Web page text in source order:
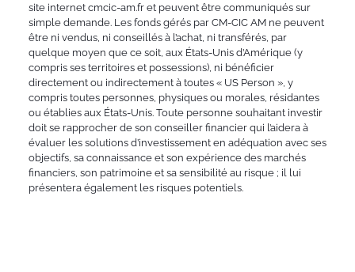
site internet cmcic-am.fr et peuvent être communiqués sur
simple demande. Les fonds gérés par CM-CIC AM ne peuvent
être ni vendus, ni conseillés à l’achat, ni transférés, par
quelque moyen que ce soit, aux États-Unis d’Amérique (y
compris ses territoires et possessions), ni bénéficier
directement ou indirectement à toutes « US Person », y
compris toutes personnes, physiques ou morales, résidantes
ou établies aux États-Unis. Toute personne souhaitant investir
doit se rapprocher de son conseiller financier qui l’aidera à
évaluer les solutions d’investissement en adéquation avec ses
objectifs, sa connaissance et son expérience des marchés
financiers, son patrimoine et sa sensibilité au risque ; il lui
présentera également les risques potentiels.